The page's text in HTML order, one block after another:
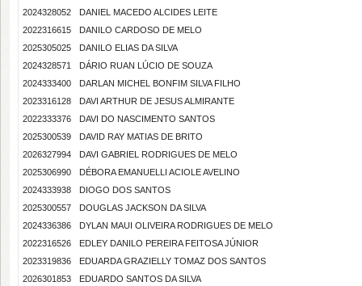
2024328052
DANIEL MACEDO ALCIDES LEITE
2022316615
DANILO CARDOSO DE MELO
2025305025
DANILO ELIAS DA SILVA
2024328571
DÁRIO RUAN LÚCIO DE SOUZA
2024333400
DARLAN MICHEL BONFIM SILVA FILHO
2023316128
DAVI ARTHUR DE JESUS ALMIRANTE
2022333376
DAVI DO NASCIMENTO SANTOS
2025300539
DAVID RAY MATIAS DE BRITO
2026327994
DAVI GABRIEL RODRIGUES DE MELO
2025306990
DÉBORA EMANUELLI ACIOLE AVELINO
2024333938
DIOGO DOS SANTOS
2025300557
DOUGLAS JACKSON DA SILVA
2024336386
DYLAN MAUI OLIVEIRA RODRIGUES DE MELO
2022316526
EDLEY DANILO PEREIRA FEITOSA JÚNIOR
2023319836
EDUARDA GRAZIELLY TOMAZ DOS SANTOS
2026301853
EDUARDO SANTOS DA SILVA